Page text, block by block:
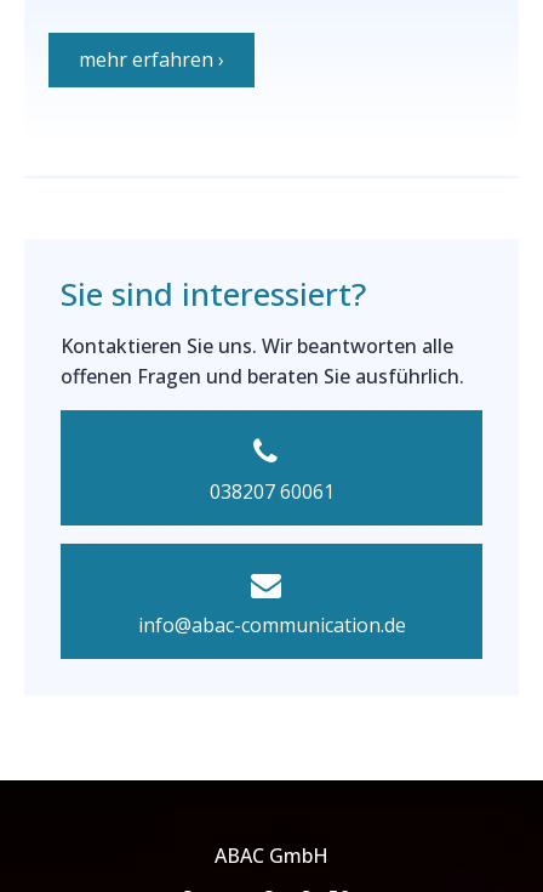
mehr erfahren ›
Sie sind interessiert?
Kontaktieren Sie uns. Wir beantworten alle
offenen Fragen und beraten Sie ausführlich.
038207 60061
info@abac-communication.de
ABAC GmbH